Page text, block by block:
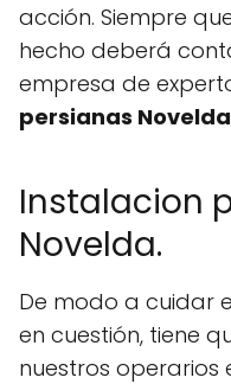
acción. Siempre
hecho deberá
empresa de
persianas
Instalacion
Novelda.
De modo a cuidar
en cuestión, tiene
nuestros operarios